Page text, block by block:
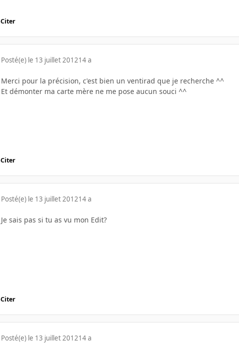
Citer
Posté(e) le 13 juillet 201214 a
Merci pour la précision, c'est bien un ventirad que je recherche ^^
Et démonter ma carte mère ne me pose aucun souci ^^
Citer
Posté(e) le 13 juillet 201214 a
Je sais pas si tu as vu mon Edit?
Citer
Posté(e) le 13 juillet 201214 a